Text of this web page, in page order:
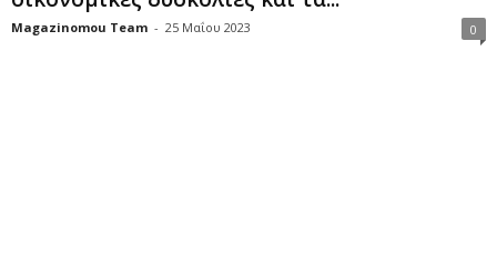
Magazinomou Team - 25 Μαΐου 2023 0